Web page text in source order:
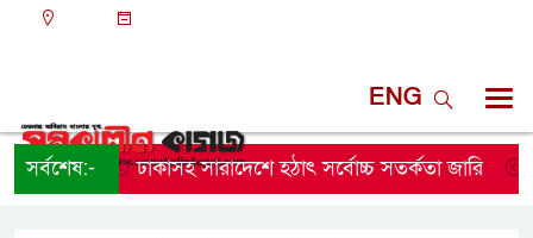
ENG
সর্বশেষ:- ঢাকাসহ সারাদেশে হঠাৎ সর্বোচ্চ সতর্কতা জা‌রি